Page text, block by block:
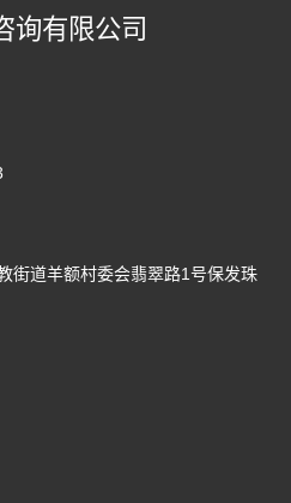
询有限公司
街道羊额村委会翡翠路1号保发珠